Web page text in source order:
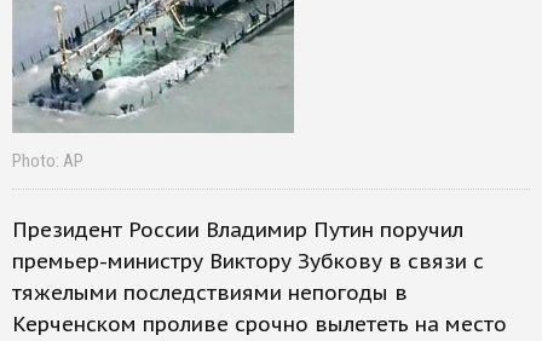
Photo: AP
Президент России Владимир Путин поручил
премьер-министру Виктору Зубкову в связи с
тяжелыми последствиями непогоды в
Керченском проливе срочно вылететь на место